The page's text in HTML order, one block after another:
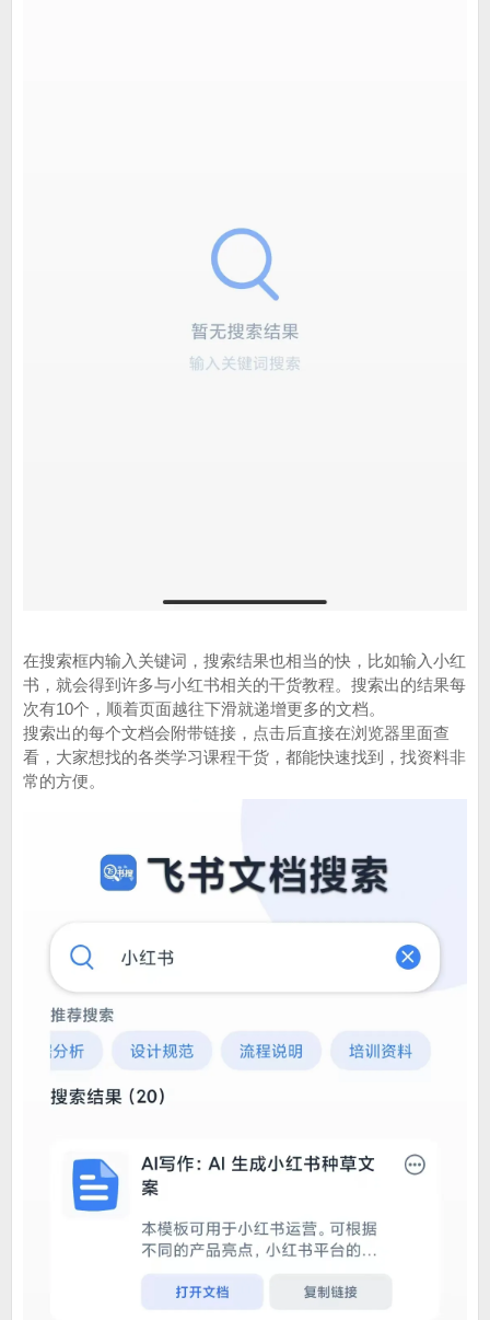
在搜索框内输入关键词，搜索结果也相当的快，比如输入小红
书，就会得到许多与小红书相关的干货教程。搜索出的结果每
次有10个，顺着页面越往下滑就递增更多的文档。
搜索出的每个文档会附带链接，点击后直接在浏览器里面查
看，大家想找的各类学习课程干货，都能快速找到，找资料非
常的方便。